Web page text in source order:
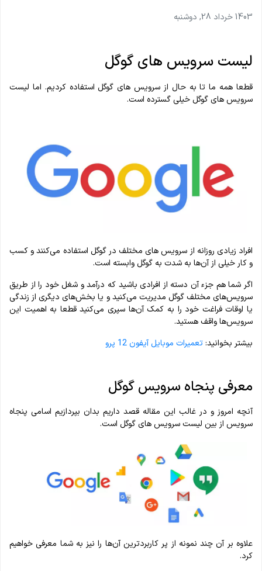
1403 خرداد 28, دوشنبه
لیست سرویس های گوگل
قطعا همه ما تا به حال از سرویس های گوگل استفاده کردیم. اما لیست
سرویس های گوگل خیلی گسترده‌ است.
افراد زیادی روزانه از سرویس های مختلف در گوگل استفاده می‌‌کنند و کسب
و کار خیلی از آن‌ها به شدت به گوگل وابسته است.
اگر شما هم جزء آن دسته از افرادی باشید که درآمد و شغل خود را از طریق
سرویس‌های مختلف گوگل مدیریت می‌کنید و یا بخش‌های دیگری از زندگی
یا اوقات فراغت خود را به کمک آن‌ها سپری می‌کنید قطعا به اهمیت این
سرویس‌ها واقف هستید.
بیشتر بخوانید:تعمیرات موبایل آیفون 12 پرو
معرفی پنجاه سرویس گوگل
آنچه امروز و در غالب این مقاله قصد داریم بدان بپردازیم اسامی پنجاه
سرویس از بین لیست سرویس های گوگل است.
علاوه بر آن چند نمونه از پر کاربردترین آن‌ها را نیز به شما معرفی خواهیم
کرد.